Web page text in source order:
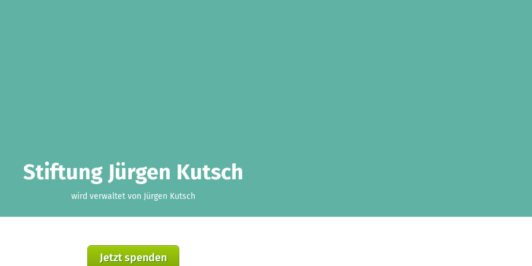
Stiftung Jürgen Kutsch
wird verwaltet von Jürgen Kutsch
Jetzt spenden